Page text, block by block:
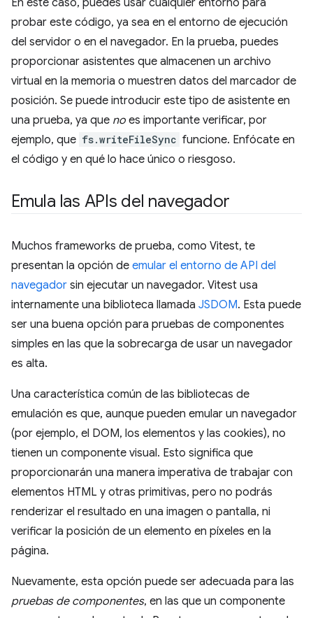
En este caso, puedes usar cualquier entorno para
probar este código, ya sea en el entorno de ejecución
del servidor o en el navegador. En la prueba, puedes
proporcionar asistentes que almacenen un archivo
virtual en la memoria o muestren datos del marcador de
posición. Se puede introducir este tipo de asistente en
una prueba, ya que no es importante verificar, por
ejemplo, que fs.writeFileSync funcione. Enfócate en
el código y en qué lo hace único o riesgoso.
Emula las APIs del navegador
Muchos frameworks de prueba, como Vitest, te
presentan la opción de emular el entorno de API del
navegador sin ejecutar un navegador. Vitest usa
internamente una biblioteca llamada JSDOM. Esta puede
ser una buena opción para pruebas de componentes
simples en las que la sobrecarga de usar un navegador
es alta.
Una característica común de las bibliotecas de
emulación es que, aunque pueden emular un navegador
(por ejemplo, el DOM, los elementos y las cookies), no
tienen un componente visual. Esto significa que
proporcionarán una manera imperativa de trabajar con
elementos HTML y otras primitivas, pero no podrás
renderizar el resultado en una imagen o pantalla, ni
verificar la posición de un elemento en píxeles en la
página.
Nuevamente, esta opción puede ser adecuada para las
pruebas de componentes, en las que un componente